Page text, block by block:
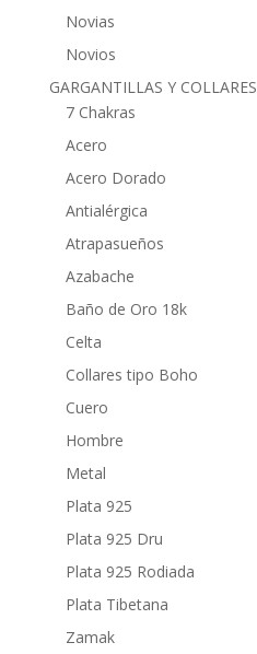
Novias
Novios
GARGANTILLAS Y COLLARES
7 Chakras
Acero
Acero Dorado
Antialérgica
Atrapasueños
Azabache
Baño de Oro 18k
Celta
Collares tipo Boho
Cuero
Hombre
Metal
Plata 925
Plata 925 Dru
Plata 925 Rodiada
Plata Tibetana
Zamak